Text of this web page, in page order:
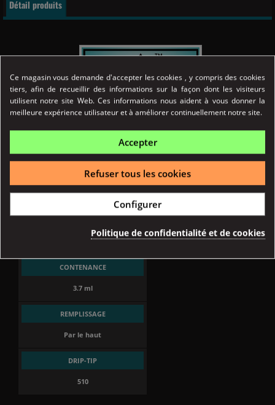
Détail produits
Référence 03133
Cartouche-Pod
CONTENANCE
3.7 ml
REMPLISSAGE
Par le haut
DRIP-TIP
510
Ce magasin vous demande d'accepter les cookies , y compris des cookies
tiers, afin de recueillir des informations sur la façon dont les visiteurs
utilisent notre site Web. Ces informations nous aident à vous donner la
meilleure expérience utilisateur et à améliorer continuellement notre site.
Accepter
Refuser tous les cookies
Configurer
Politique de confidentialité et de cookies